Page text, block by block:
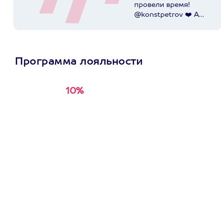
провели время!
@konstpetrov ❤️ А
Программа лояльности
10%